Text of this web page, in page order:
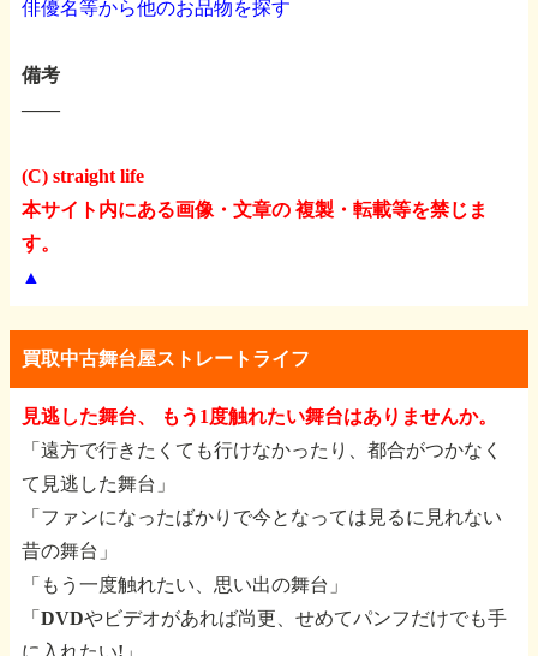
俳優名等から他のお品物を探す
備考
――
(C) straight life
本サイト内にある画像・文章の 複製・転載等を禁じま
す。
▲
買取中古舞台屋ストレートライフ
見逃した舞台、 もう1度触れたい舞台はありませんか。
「遠方で行きたくても行けなかったり、都合がつかなく
て見逃した舞台」
「ファンになったばかりで今となっては見るに見れない
昔の舞台」
「もう一度触れたい、思い出の舞台」
「DVDやビデオがあれば尚更、せめてパンフだけでも手
に入れたい!」